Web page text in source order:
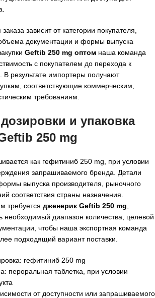
зависит от категории покупателя,
документации и формы выпуска
Geftib 250 mg оптом наша команда
с покупателем до перехода к
В результате импортеры получают
соответствующие коммерческим,
требованиям.
и упаковка
250 mg
как гефитиниб 250 mg, при условии
запрашиваемого бренда. Детали
выпуска производителя, рыночного
соответствия страны назначения.
требуется дженерик Geftib 250 mg
необходимый диапазон количества, целевой
чтобы наша экспортная команда
подходящий вариант поставки.
гефитиниб 250 mg
пероральная таблетка, при условии
от доступности или запрашиваемого